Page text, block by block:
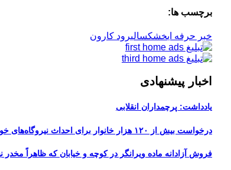
برچسب ها:
خبر حرفه ایخشکسالیرود کارون
اخبار پیشنهادی
یادداشت: پرچمداران انقلابی
درخواست بیش از ۱۲۰ هزار خانوار برای احداث نیروگاه‌های خورشیدی انشعابی
فروش آزادانه ماده ویرانگر در کوچه و خیابان که ظاهراً